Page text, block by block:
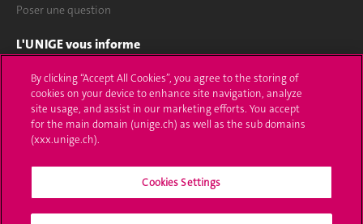
Poser une question
L'UNIGE vous informe
UNIGE Mobile
Médias
Offres d'emploi
Calendrier académique
By clicking “Accept All Cookies”, you agree to the storing of
cookies on your device to enhance site navigation, analyze
site usage, and assist in our marketing efforts. You accept
for the main domain (unige.ch) as well as the sub domains
(xxx.unige.ch).
Cookies Settings